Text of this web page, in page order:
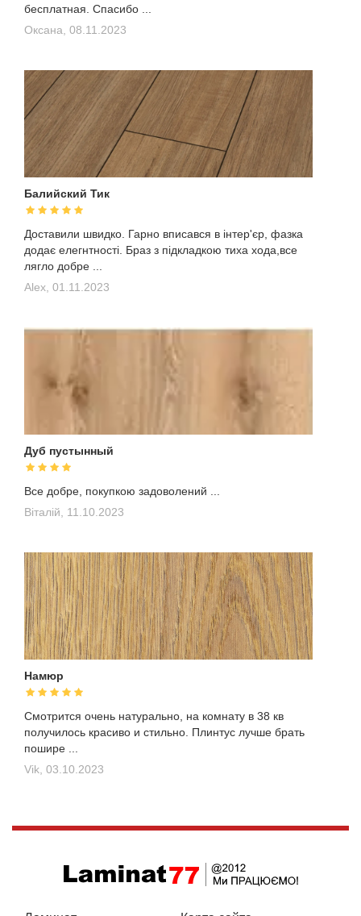
бесплатная. Спасибо ...
Оксана, 08.11.2023
Балийский Тик
Доставили швидко. Гарно вписався в інтер'єр, фазка
додає елегнтності. Браз з підкладкою тиха хода,все
лягло добре ...
Alex, 01.11.2023
Дуб пустынный
Все добре, покупкою задоволений ...
Віталій, 11.10.2023
Намюр
Смотрится очень натурально, на комнату в 38 кв
получилось красиво и стильно. Плинтус лучше брать
пошире ...
Vik, 03.10.2023